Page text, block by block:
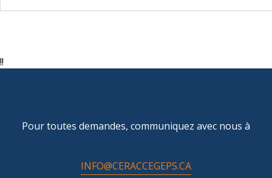
!!
Pour toutes demandes, communiquez avec nous à
INFO@CERACCEGEPS.CA